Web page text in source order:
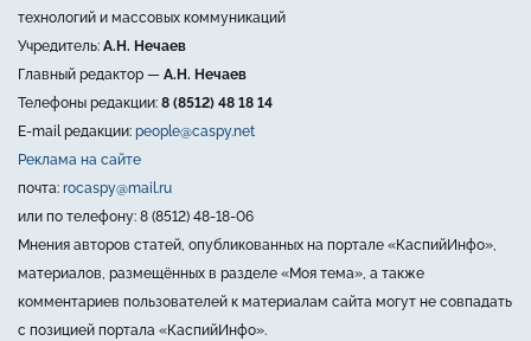
технологий и массовых коммуникаций
Учредитель: А.Н. Нечаев
Главный редактор — А.Н. Нечаев
Телефоны редакции: 8 (8512) 48 18 14
E-mail редакции: people@caspy.net
Реклама на сайте
почта: rocaspy@mail.ru
или по телефону: 8 (8512) 48-18-06
Мнения авторов статей, опубликованных на портале «КаспийИнфо»,
материалов, размещённых в разделе «Моя тема», а также
комментариев пользователей к материалам сайта могут не совпадать
с позицией портала «КаспийИнфо».